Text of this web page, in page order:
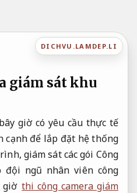
DICHVU.LAMDEP.LI
giám sát khu
giờ có yêu cầu thực tế
cạnh để lắp đặt hệ thống
giám sát các gói Công
đội ngũ nhân viên công
giờ thi công camera giám